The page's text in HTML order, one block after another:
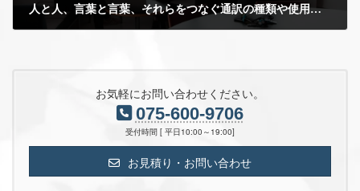
人と人、言葉と言葉、それらをつなぐ通訳の種類や使用シーンとは？
お気軽にお問い合わせください。
075-600-9706
受付時間 [ 平日10:00～19:00]
お見積り・お問い合わせ